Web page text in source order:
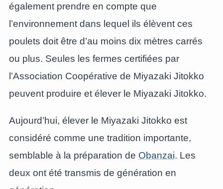
également prendre en compte que
l’environnement dans lequel ils élèvent ces
poulets doit être d’au moins dix mètres carrés
ou plus. Seules les fermes certifiées par
l’Association Coopérative de Miyazaki Jitokko
peuvent produire et élever le Miyazaki Jitokko.
Aujourd’hui, élever le Miyazaki Jitokko est
considéré comme une tradition importante,
semblable à la préparation de Obanzai. Les
deux ont été transmis de génération en